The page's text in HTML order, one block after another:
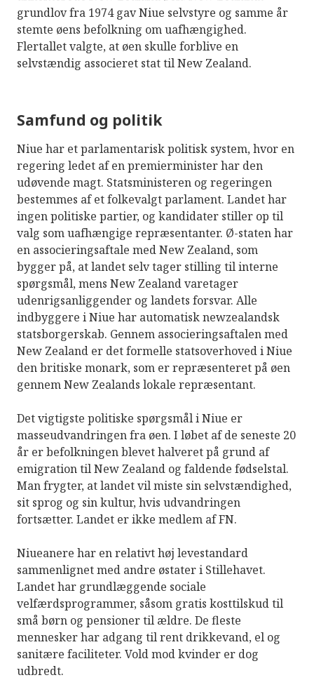
grundlov fra 1974 gav Niue selvstyre og samme år
stemte øens befolkning om uafhængighed.
Flertallet valgte, at øen skulle forblive en
selvstændig associeret stat til New Zealand.
Samfund og politik
Niue har et parlamentarisk politisk system, hvor en
regering ledet af en premierminister har den
udøvende magt. Statsministeren og regeringen
bestemmes af et folkevalgt parlament. Landet har
ingen politiske partier, og kandidater stiller op til
valg som uafhængige repræsentanter. Ø-staten har
en associeringsaftale med New Zealand, som
bygger på, at landet selv tager stilling til interne
spørgsmål, mens New Zealand varetager
udenrigsanliggender og landets forsvar. Alle
indbyggere i Niue har automatisk newzealandsk
statsborgerskab. Gennem associeringsaftalen med
New Zealand er det formelle statsoverhoved i Niue
den britiske monark, som er repræsenteret på øen
gennem New Zealands lokale repræsentant.
Det vigtigste politiske spørgsmål i Niue er
masseudvandringen fra øen. I løbet af de seneste 20
år er befolkningen blevet halveret på grund af
emigration til New Zealand og faldende fødselstal.
Man frygter, at landet vil miste sin selvstændighed,
sit sprog og sin kultur, hvis udvandringen
fortsætter. Landet er ikke medlem af FN.
Niueanere har en relativt høj levestandard
sammenlignet med andre østater i Stillehavet.
Landet har grundlæggende sociale
velfærdsprogrammer, såsom gratis kosttilskud til
små børn og pensioner til ældre. De fleste
mennesker har adgang til rent drikkevand, el og
sanitære faciliteter. Vold mod kvinder er dog
udbredt.